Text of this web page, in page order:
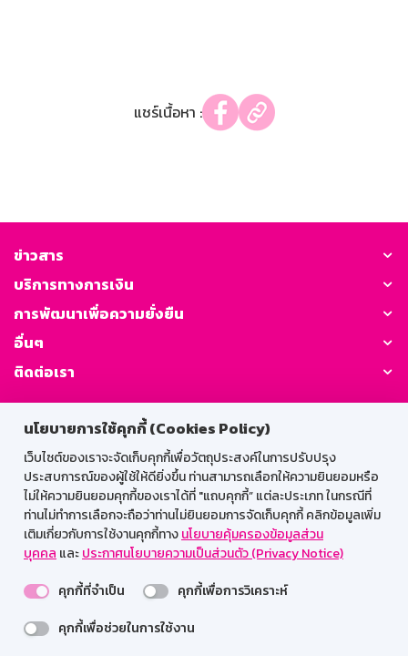
นโยบายการใช้คุกกี้ (Cookies Policy)
เว็บไซต์ของเราจะจัดเก็บคุกกี้เพื่อวัตถุประสงค์ในการปรับปรุง
ประสบการณ์ของผู้ใช้ให้ดียิ่งขึ้น ท่านสามารถเลือกให้ความยินยอมหรือ
ไม่ให้ความยินยอมคุกกี้ของเราได้ที่ "แถบคุกกี้” แต่ละประเภท ในกรณีที่
ท่านไม่ทำการเลือกจะถือว่าท่านไม่ยินยอมการจัดเก็บคุกกี้ คลิกข้อมูลเพิ่ม
เติมเกี่ยวกับการใช้งานคุกกี้ทางนโยบายคุ้มครองข้อมูลส่วน
บุคคล และประกาศนโยบายความเป็นส่วนตัว (Privacy Notice)
คุกกี้ที่จำเป็น
คุกกี้เพื่อการวิเคราะห์
คุกกี้เพื่อช่วยในการใช้งาน
แชร์เนื้อหา :
ข่าวสาร
บริการทางการเงิน
การพัฒนาเพื่อความยั่งยืน
อื่นๆ
ติดต่อเรา
GSB Society:
สำหรับพนักงาน
Web HR
GSB Wisdom
M-Search
เข้าสู่ระบบเน็ตเมล